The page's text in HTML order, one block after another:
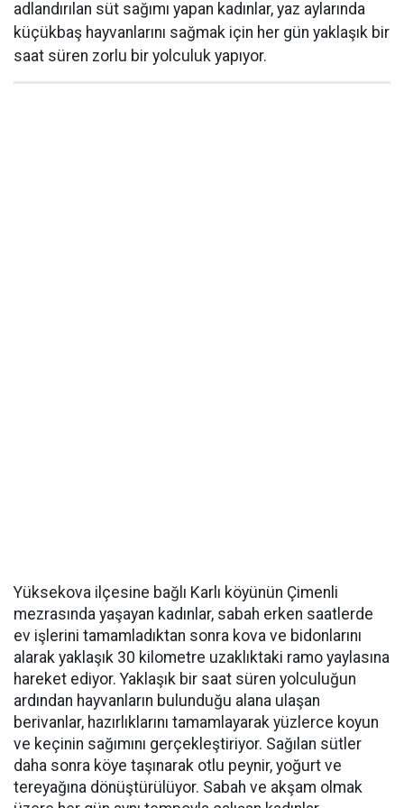
adlandırılan süt sağımı yapan kadınlar, yaz aylarında
küçükbaş hayvanlarını sağmak için her gün yaklaşık bir
saat süren zorlu bir yolculuk yapıyor.
Yüksekova ilçesine bağlı Karlı köyünün Çimenli
mezrasında yaşayan kadınlar, sabah erken saatlerde
ev işlerini tamamladıktan sonra kova ve bidonlarını
alarak yaklaşık 30 kilometre uzaklıktaki ramo yaylasına
hareket ediyor. Yaklaşık bir saat süren yolculuğun
ardından hayvanların bulunduğu alana ulaşan
berivanlar, hazırlıklarını tamamlayarak yüzlerce koyun
ve keçinin sağımını gerçekleştiriyor. Sağılan sütler
daha sonra köye taşınarak otlu peynir, yoğurt ve
tereyağına dönüştürülüyor. Sabah ve akşam olmak